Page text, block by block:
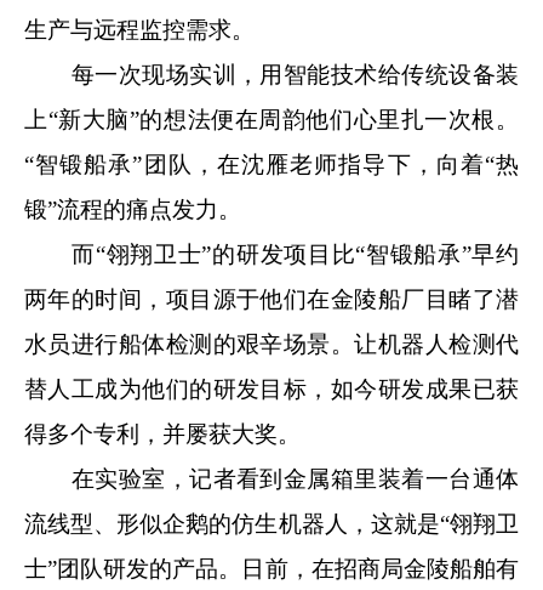
生产与远程监控需求。
每一次现场实训，用智能技术给传统设备装
上“新大脑”的想法便在周韵他们心里扎一次根。
“智锻船承”团队，在沈雁老师指导下，向着“热
锻”流程的痛点发力。
而“翎翔卫士”的研发项目比“智锻船承”早约
两年的时间，项目源于他们在金陵船厂目睹了潜
水员进行船体检测的艰辛场景。让机器人检测代
替人工成为他们的研发目标，如今研发成果已获
得多个专利，并屡获大奖。
在实验室，记者看到金属箱里装着一台通体
流线型、形似企鹅的仿生机器人，这就是“翎翔卫
士”团队研发的产品。日前，在招商局金陵船舶有